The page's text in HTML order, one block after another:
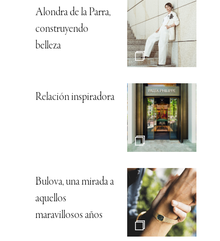
Alondra de la Parra,
construyendo
belleza
Relación inspiradora
Bulova, una mirada a
aquellos
maravillosos años